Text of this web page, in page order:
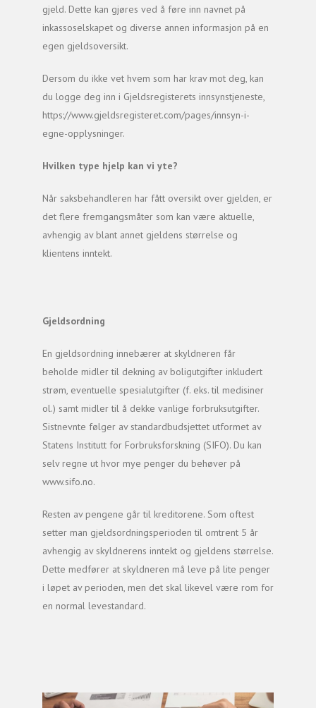
gjeld. Dette kan gjøres ved å føre inn navnet på
inkassoselskapet og diverse annen informasjon på en
egen gjeldsoversikt.
Dersom du ikke vet hvem som har krav mot deg, kan
du logge deg inn i Gjeldsregisterets innsynstjeneste,
https://www.gjeldsregisteret.com/pages/innsyn-i-
egne-opplysninger.
Hvilken type hjelp kan vi yte?
Når saksbehandleren har fått oversikt over gjelden, er
det flere fremgangsmåter som kan være aktuelle,
avhengig av blant annet gjeldens størrelse og
klientens inntekt.
Gjeldsordning
En gjeldsordning innebærer at skyldneren får
beholde midler til dekning av boligutgifter inkludert
strøm, eventuelle spesialutgifter (f. eks. til medisiner
ol.) samt midler til å dekke vanlige forbruksutgifter.
Sistnevnte følger av standardbudsjettet utformet av
Statens Institutt for Forbruksforskning (SIFO). Du kan
selv regne ut hvor mye penger du behøver på
www.sifo.no.
Resten av pengene går til kreditorene. Som oftest
setter man gjeldsordningsperioden til omtrent 5 år
avhengig av skyldnerens inntekt og gjeldens størrelse.
Dette medfører at skyldneren må leve på lite penger
i løpet av perioden, men det skal likevel være rom for
en normal levestandard.